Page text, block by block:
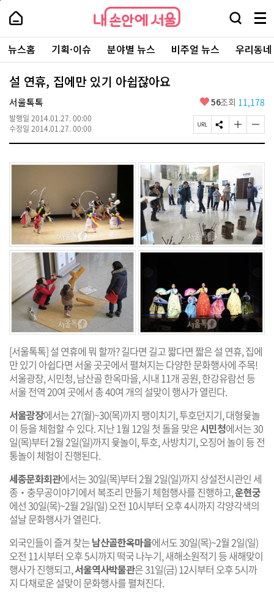
본
로
가
내
손
안
에
서
울
-
서
울
시
대
표
소
포
내
손
에
울
검
창
열
기
메
뉴
전
체
보
주
요
서
뉴스홈 기획·이슈 분야별 뉴스 비주얼 뉴스 우리동
설 연휴, 집에만 있기 아쉽잖아요
서울톡톡
발행일 2014.01.27. 00:00
수정일 2014.01.27. 00:00
좋
요
56조회 11,178
페
이
U
R
L
복
사
S
N
공
하
기
글
자
기
크
게
변
경
하
기
글
자
기
게
변
경
하
기
[서울톡톡] 설 연휴에 뭐 할까? 길다면 길고 짧다면 짧은 설 연휴, 집에
만 있기 아쉽다면 서울 곳곳에서 펼쳐지는 다양한 문화행사에 주목!
서울광장, 시민청, 남산골 한옥마을, 시내 11개 공원, 한강유람선 등
서울 전역 20여 곳에서 총 40여 개의 설맞이 행사가 열린다.
서울광장에서는 27(월)~30(목)까지 팽이치기, 투호던지기, 대형윷놀
이 등을 체험할 수 있다. 지난 1월 12일 첫 돌을 맞은시민청에서는 30
일(목)부터 2월 2일(일)까지 윷놀이, 투호, 사방치기, 오징어 놀이 등 전
통놀이 체험이 진행된다.
세종문화회관에서는 30일(목)부터 2월 2일(일)까지 상설전시관인 세
종‧충무공이야기에서 복조리 만들기 체험행사를 진행하고,운현궁
에선 30일(목)~2월 2일(일) 오전 10시부터 오후 4시까지 각양각색의
설날 문화행사가 열린다.
외국인들이 즐겨 찾는남산골한옥마을에서도 30일(목)~2월 2일(일)
오전 11시부터 오후 5시까지 떡국 나누기, 새해소원적기 등 새해맞이
행사가 진행되고,서울역사박물관은 31일(금) 12시부터 오후 5시까
지 다채로운 설맞이 문화행사를 펼쳐진다.
페
상
단
로